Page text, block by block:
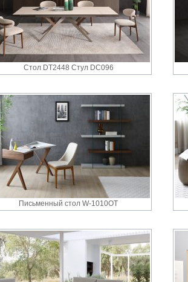
Стол DT2448 Стул DC096
Письменный cтол W-1010OT